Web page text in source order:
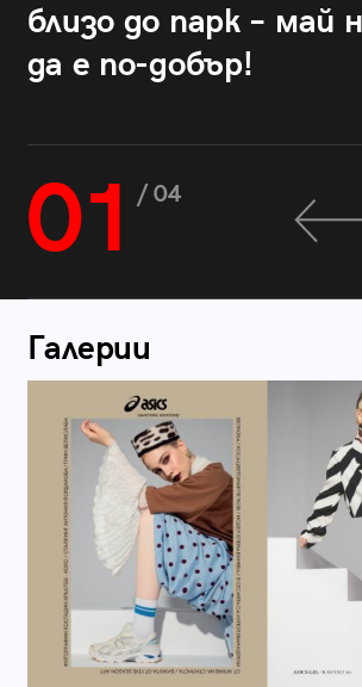
близо до парк – май
да е по-добър!
01 / 04
Галерии